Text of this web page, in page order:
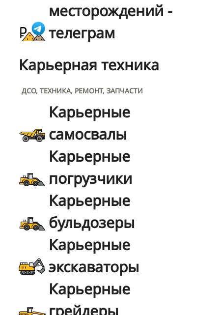
месторождений -
телеграм
Карьерная техника
ДСО, ТЕХНИКА, РЕМОНТ, ЗАПЧАСТИ
Карьерные
самосвалы
Карьерные
погрузчики
Карьерные
бульдозеры
Карьерные
экскаваторы
Карьерные
грейдеры